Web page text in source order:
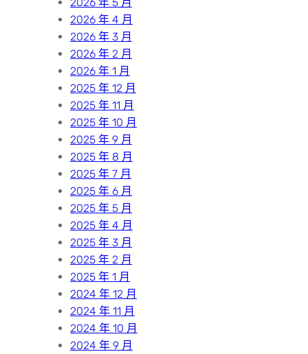
2026 年 4 月
2026 年 3 月
2026 年 2 月
2026 年 1 月
2025 年 12 月
2025 年 11 月
2025 年 10 月
2025 年 9 月
2025 年 8 月
2025 年 7 月
2025 年 6 月
2025 年 5 月
2025 年 4 月
2025 年 3 月
2025 年 2 月
2025 年 1 月
2024 年 12 月
2024 年 11 月
2024 年 10 月
2024 年 9 月